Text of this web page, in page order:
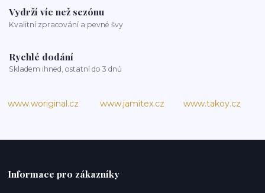
Vydrží víc než sezónu
Kvalitní zpracování a pevné švy
Rychlé dodání
Skladem ihned, ostatní do 3 dnů
www.woriginal.cz www.jamitex.cz www.takoy.cz
Informace pro zákazníky